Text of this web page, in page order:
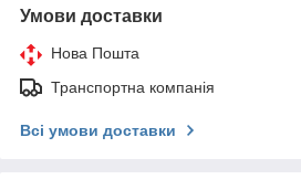
Умови доставки
Нова Пошта
Транспортна компанія
Всі умови доставки